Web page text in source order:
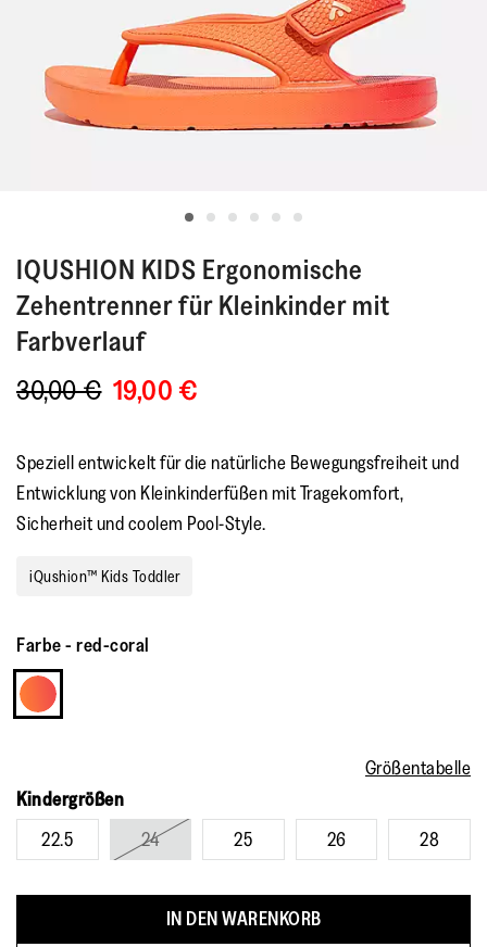
IQUSHION KIDS Ergonomische
Zehentrenner für Kleinkinder mit
Farbverlauf
30,00 € 19,00 €
Speziell entwickelt für die natürliche Bewegungsfreiheit und
Entwicklung von Kleinkinderfüßen mit Tragekomfort,
Sicherheit und coolem Pool-Style.
iQushion™ Kids Toddler
Farbe- red-coral
Größentabelle
Kindergrößen
22.5
24 25 26 28
IN DEN WARENKORB